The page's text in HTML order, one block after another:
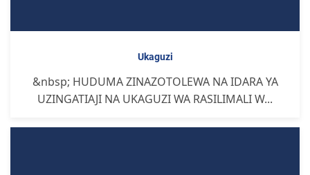
Ukaguzi
&nbsp; HUDUMA ZINAZOTOLEWA NA IDARA YA
UZINGATIAJI NA UKAGUZI WA RASILIMALI W...